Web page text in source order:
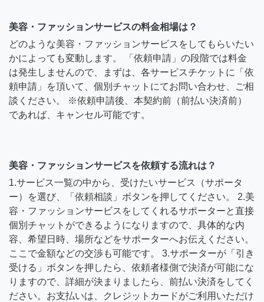
美容・ファッションサービスの料金相場は？
どのような美容・ファッションサービスをしてもらいたい
かによっても変動します。 「依頼申請」の段階では料金
は発生しませんので、まずは、各サービスチケットに「依
頼申請」を頂いて、個別チャットにてお問い合わせ、ご相
談ください。 ※依頼申請後、本契約前（前払い決済前）
であれば、キャンセル可能です。
美容・ファッションサービスを依頼する流れは？
1.サービス一覧の中から、受けたいサービス（サポータ
ー）を選び、「依頼相談」ボタンを押してください。 2.美
容・ファッションサービスをしてくれるサポーターと直接
個別チャットができるようになりますので、具体的な内
容、希望日時、場所などをサポーターへお伝えください。
ここで金額などの交渉も可能です。 3.サポーターが「引き
受ける」ボタンを押したら、依頼者様側で決済が可能にな
りますので、詳細が決まりましたら、前払い決済をしてく
ださい。お支払いは、クレジットカードがご利用いただけ